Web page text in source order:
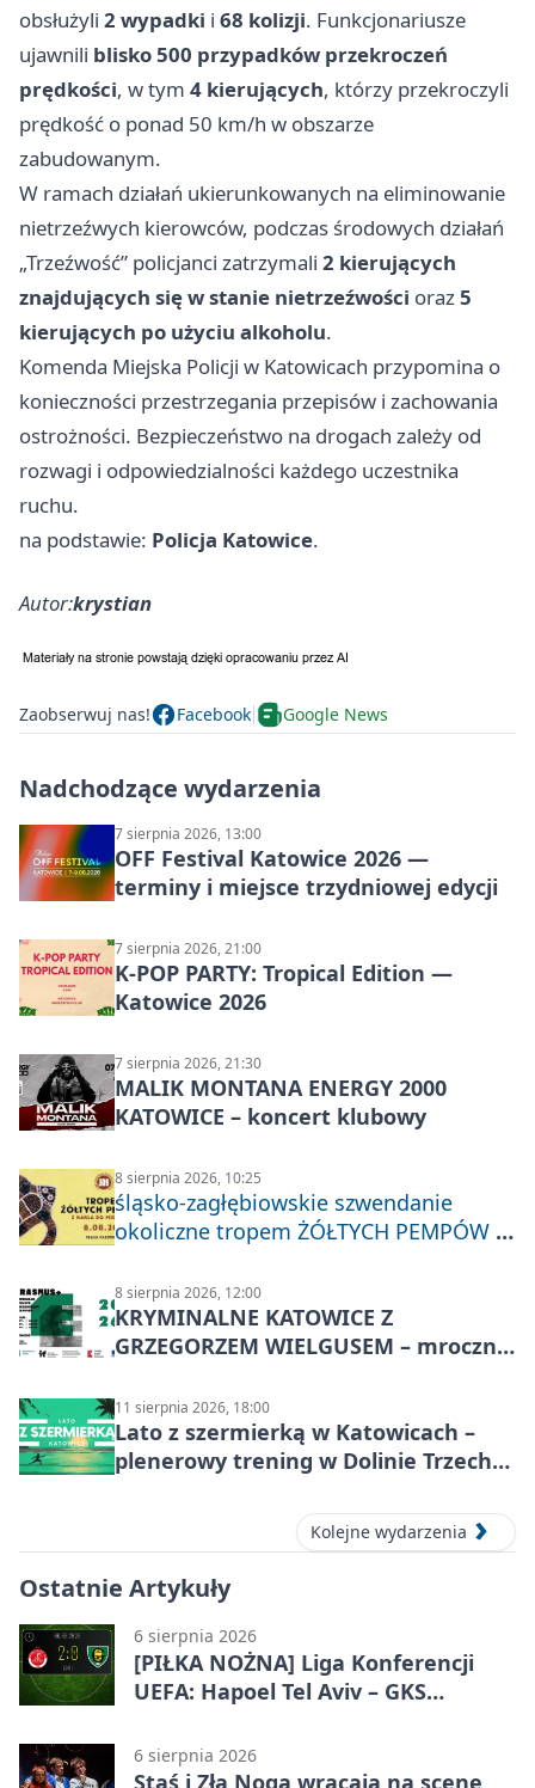
obsłużyli 2 wypadki i 68 kolizji. Funkcjonariusze
ujawnili blisko 500 przypadków przekroczeń
prędkości, w tym 4 kierujących, którzy przekroczyli
prędkość o ponad 50 km/h w obszarze
zabudowanym.
W ramach działań ukierunkowanych na eliminowanie
nietrzeźwych kierowców, podczas środowych działań
„Trzeźwość” policjanci zatrzymali 2 kierujących
znajdujących się w stanie nietrzeźwości oraz5
kierujących po użyciu alkoholu.
Komenda Miejska Policji w Katowicach przypomina o
konieczności przestrzegania przepisów i zachowania
ostrożności. Bezpieczeństwo na drogach zależy od
rozwagi i odpowiedzialności każdego uczestnika
ruchu.
na podstawie: Policja Katowice.
Autor:krystian
Zaobserwuj nas! Facebook Google News
Nadchodzące wydarzenia
7 sierpnia 2026, 13:00
OFF Festival Katowice 2026 —
terminy i miejsce trzydniowej edycji
7 sierpnia 2026, 21:00
K-POP PARTY: Tropical Edition —
Katowice 2026
7 sierpnia 2026, 21:30
MALIK MONTANA ENERGY 2000
KATOWICE – koncert klubowy
8 sierpnia 2026, 10:25
śląsko-zagłębiowskie szwendanie
okoliczne tropem ŻÓŁTYCH PEMPÓW z
8 sierpnia 2026, 12:00
KRYMINALNE KATOWICE Z
GRZEGORZEM WIELGUSEM – mroczne
11 sierpnia 2026, 18:00
Lato z szermierką w Katowicach –
plenerowy trening w Dolinie Trzech
Kolejne wydarzenia
Ostatnie Artykuły
6 sierpnia 2026
[PIŁKA NOŻNA] Liga Konferencji
UEFA: Hapoel Tel Aviv – GKS
rundy kwalifikacyjnej
6 sierpnia 2026